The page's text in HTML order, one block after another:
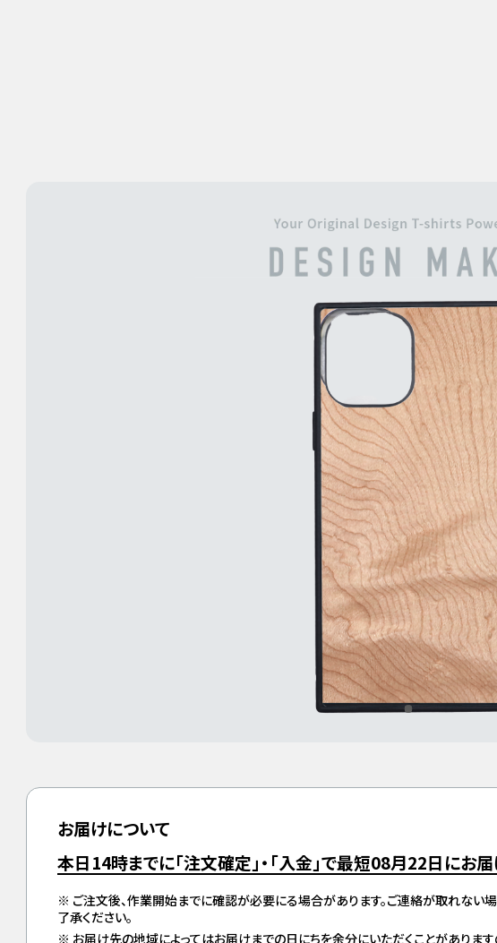
お届けについて
本日14時までに「注文確定」・「入金」で最短08月22日にお届
ご注文後、作業開始までに確認が必要にる場合があります。ご連絡が取れない
了承ください。
お届け先の地域によってはお届けまでの日にちを余分にいただくことがあります